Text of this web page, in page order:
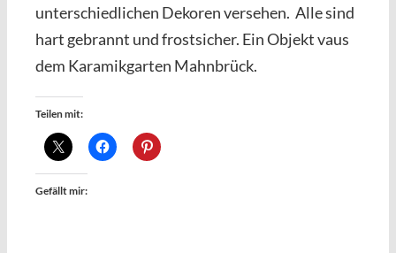
unterschiedlichen Dekoren versehen. Alle sind
hart gebrannt und frostsicher. Ein Objekt vaus
dem Karamikgarten Mahnbrück.
Teilen mit:
Gefällt mir: